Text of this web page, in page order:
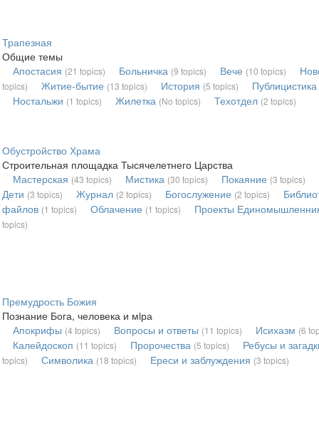
Трапезная
Общие темы
Апостасия (21 topics) Больничка (9 topics) Вече (10 topics)
topics) Житие-бытие (13 topics) История (5 topics)
Публицистика
Ностальжи (1 topics) Жилетка (No topics) Техотдел (2 topics)
Обустройство Храма
Строительная площадка Тысячелетнего Царства
Мастерская (43 topics) Мистика (30 topics) Покаяние (3 topics)
Дети (3 topics) Журнал (2 topics) Богослужение (2 topics)
файлов (1 topics) Облачение (1 topics) Проекты
topics)
Премудрость Божия
Познание Бога, человека и мiра
Апокрифы (4 topics) Вопросы и ответы (11 topics) Исихазм (6
Калейдоскоп (11 topics) Пророчества (5 topics) Ребусы и
topics) Символика (18 topics) Ереси и заблуждения (3 topics)